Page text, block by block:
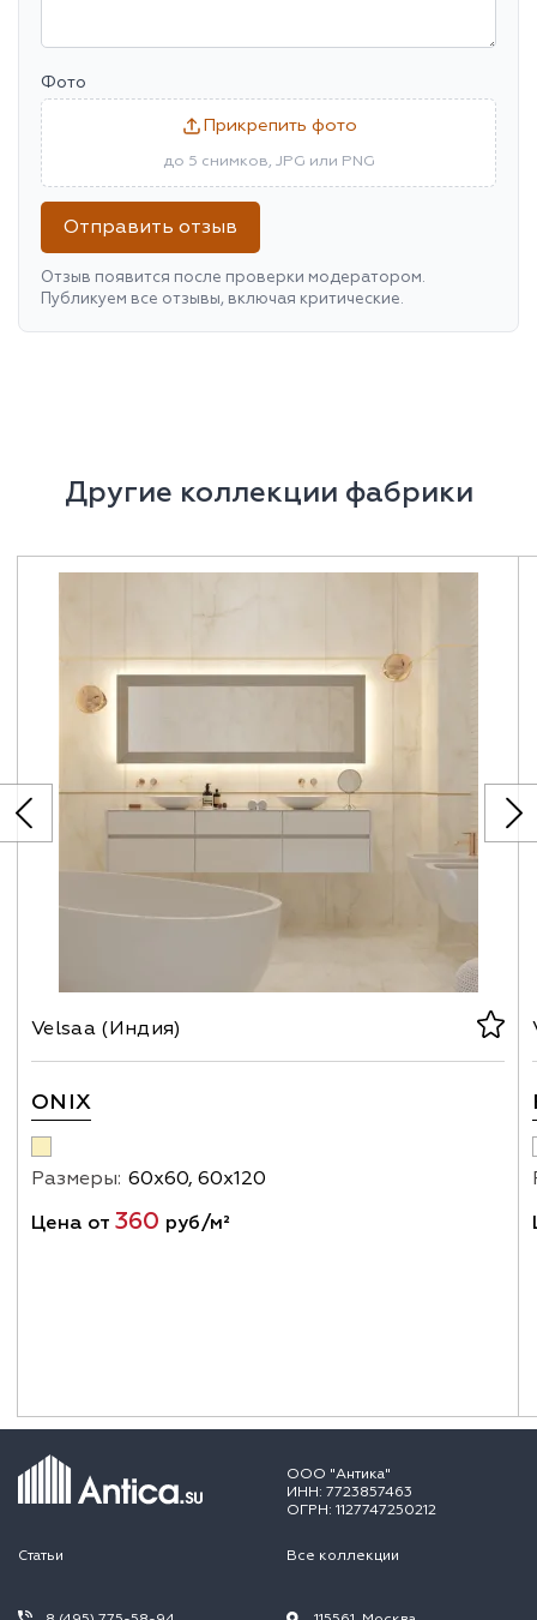
Фото
Прикрепить фото
до 5 снимков, JPG или PNG
Отправить отзыв
Отзыв появится после проверки модератором.
Публикуем все отзывы, включая критические.
Другие коллекции фабрики
Velsaa (Индия)
ONIX
Размеры: 60х60, 60х120
Цена от 360 руб/м²
ООО "Антика"
ИНН: 7723857463
ОГРН: 1127747250212
Статьи Все коллекции